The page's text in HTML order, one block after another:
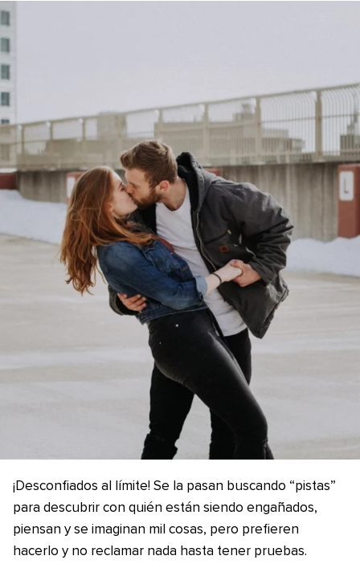
¡Desconfiados al límite! Se la pasan buscando “pistas”
para descubrir con quién están siendo engañados,
piensan y se imaginan mil cosas, pero prefieren
hacerlo y no reclamar nada hasta tener pruebas.